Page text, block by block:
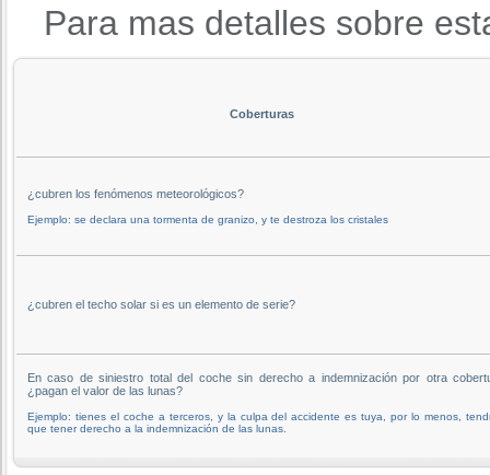
Para mas detalles sobre
Coberturas
¿cubren los fenómenos meteorológicos?
Ejemplo: se declara una tormenta de granizo, y te destroza los cristales
¿cubren el techo solar si es un elemento de serie?
En caso de siniestro total del coche sin derecho a indemnización por otra
¿pagan el valor de las lunas?
Ejemplo: tienes el coche a terceros, y la culpa del accidente es tuya, por lo menos,
que tener derecho a la indemnización de las lunas.